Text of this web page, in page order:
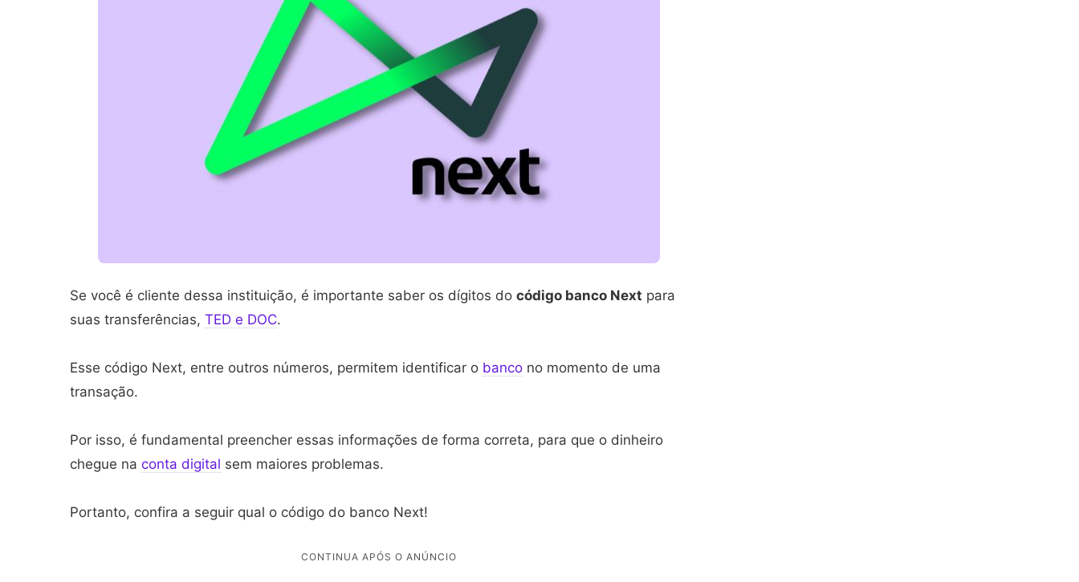
Se você é cliente dessa instituição, é importante saber os dígitos do código banco Next para
suas transferências, TED e DOC.
Esse código Next, entre outros números, permitem identificar o banco no momento de uma
transação.
Por isso, é fundamental preencher essas informações de forma correta, para que o dinheiro
chegue na conta digital sem maiores problemas.
Portanto, confira a seguir qual o código do banco Next!